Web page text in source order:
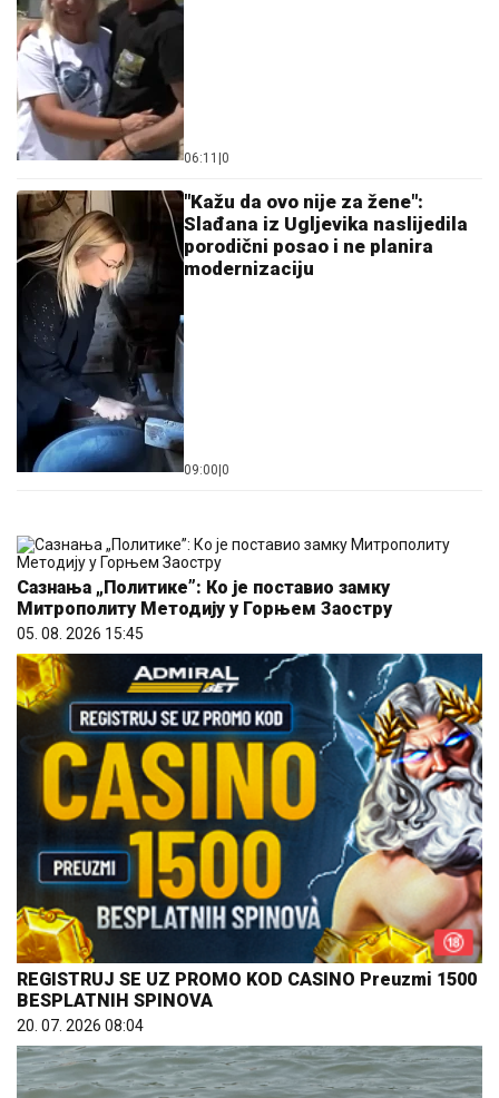
06:11 |0
"Kažu da ovo nije za žene":
Slađana iz Ugljevika naslijedila
porodični posao i ne planira
modernizaciju
09:00|0
Сазнања „Политике”: Ко је поставио замку
Митрополиту Методију у Горњем Заостру
05. 08. 2026 15:45
REGISTRUJ SE UZ PROMO KOD CASINO Preuzmi 1500
BESPLATNIH SPINOVA
20. 07. 2026 08:04